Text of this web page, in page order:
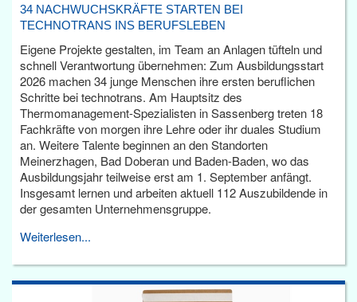
34 NACHWUCHSKRÄFTE STARTEN BEI
TECHNOTRANS INS BERUFSLEBEN
Eigene Projekte gestalten, im Team an Anlagen tüfteln und
schnell Verantwortung übernehmen: Zum Ausbildungsstart
2026 machen 34 junge Menschen ihre ersten beruflichen
Schritte bei technotrans. Am Hauptsitz des
Thermomanagement-Spezialisten in Sassenberg treten 18
Fachkräfte von morgen ihre Lehre oder ihr duales Studium
an. Weitere Talente beginnen an den Standorten
Meinerzhagen, Bad Doberan und Baden-Baden, wo das
Ausbildungsjahr teilweise erst am 1. September anfängt.
Insgesamt lernen und arbeiten aktuell 112 Auszubildende in
der gesamten Unternehmensgruppe.
Weiterlesen...